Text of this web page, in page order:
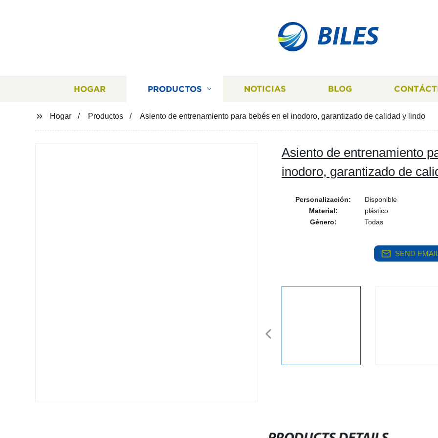
BILES
HOGAR PRODUCTOS NOTICIAS BLOG
Hogar Productos Asiento de entrenamiento para bebés en el inodoro, garantizado de calidad y lindo
Asiento de entrenamiento
inodoro, garantizado de
Personalización:
Disponible
Material:
plástico
Género:
Todas
SEND